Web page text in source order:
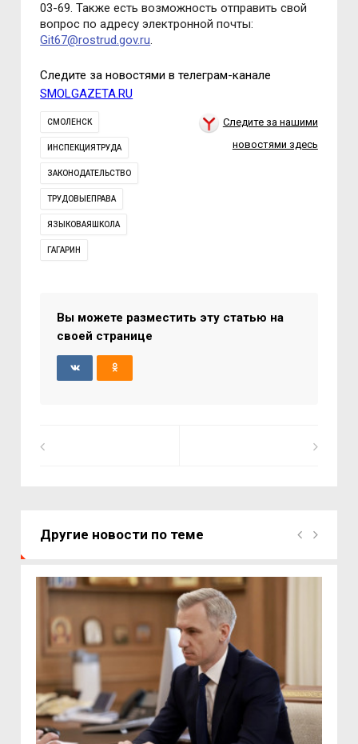
03-69. Также есть возможность отправить свой
вопрос по адресу электронной почты:
Git67@rostrud.gov.ru.
Следите за новостями в телеграм-канале
SMOLGAZETA.RU
СМОЛЕНСК
ИНСПЕКЦИЯТРУДА
ЗАКОНОДАТЕЛЬСТВО
ТРУДОВЫЕПРАВА
ЯЗЫКОВАЯШКОЛА
ГАГАРИН
Следите за нашими
новостями здесь
Вы можете разместить эту статью на
своей странице
Другие новости по теме